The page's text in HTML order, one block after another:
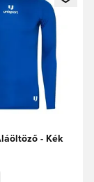
- Kék